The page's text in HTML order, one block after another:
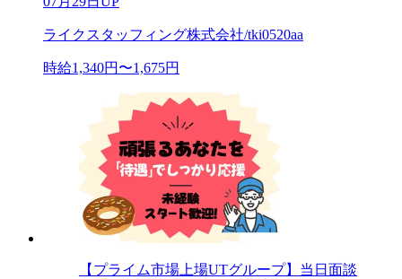
ライクスタッフィング株式会社/tki0520aa
時給1,340円〜1,675円
【プライム市場上場UTグループ】当日面談